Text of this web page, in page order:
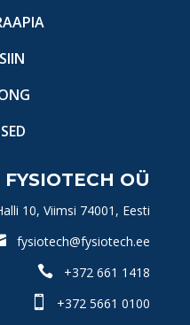
FYSIOTECH OÜ
10, Viimsi 74001, Eesti
fysiotech@fysiotech.ee
 +372 661 1418
 +372 5661 0100